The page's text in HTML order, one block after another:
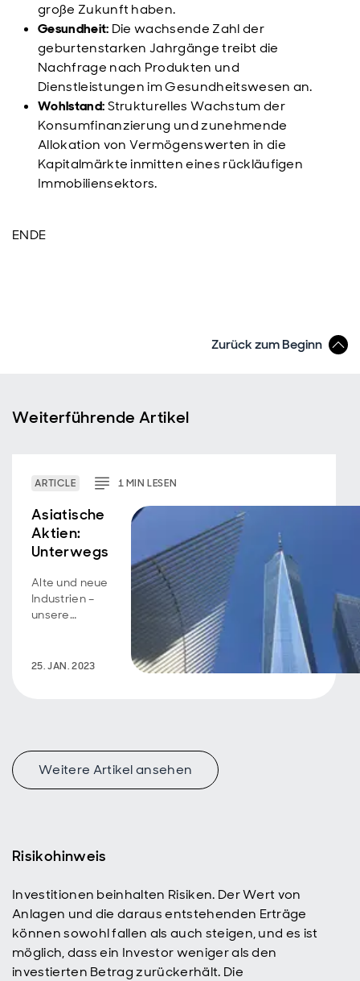
große Zukunft haben.
Gesundheit: Die wachsende Zahl der
geburtenstarken Jahrgänge treibt die
Nachfrage nach Produkten und
Dienstleistungen im Gesundheitswesen an.
Wohlstand:Strukturelles Wachstum der
Konsumfinanzierung und zunehmende
Allokation von Vermögenswerten in die
Kapitalmärkte inmitten eines rückläufigen
Immobiliensektors.
ENDE
Zurück zum Beginn
Weiterführende Artikel
ARTICLE 1MINLESEN
Asiatische
Aktien:
Unterwegs
Alte und neue
Industrien –
unsere
Reise nach
stand.
25. JAN. 2023
Weitere Artikel ansehen
Risikohinweis
Investitionen beinhalten Risiken. Der Wert von
Anlagen und die daraus entstehenden Erträge
können sowohl fallen als auch steigen, und es ist
möglich, dass ein Investor weniger als den
investierten Betrag zurückerhält. Die